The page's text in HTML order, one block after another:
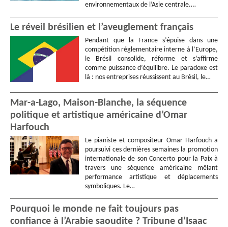
environnementaux de l’Asie centrale.…
Le réveil brésilien et l’aveuglement français
Pendant que la France s’épuise dans une
compétition réglementaire interne à l’Europe,
le Brésil consolide, réforme et s’affirme
comme puissance d’équilibre. Le paradoxe est
là : nos entreprises réussissent au Brésil, le…
Mar-a-Lago, Maison-Blanche, la séquence
politique et artistique américaine d’Omar
Harfouch
Le pianiste et compositeur Omar Harfouch a
poursuivi ces dernières semaines la promotion
internationale de son Concerto pour la Paix à
travers une séquence américaine mêlant
performance artistique et déplacements
symboliques. Le…
Pourquoi le monde ne fait toujours pas
confiance à l’Arabie saoudite ? Tribune d’Isaac